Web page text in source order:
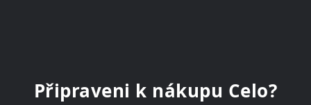
Připraveni k nákupu Celo?